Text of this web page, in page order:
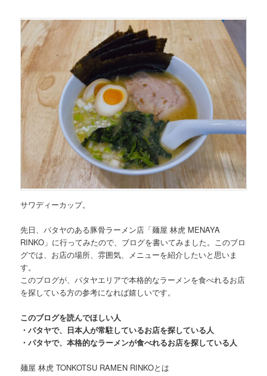
サワディーカップ。
先日、パタヤのある豚骨ラーメン店「麺屋 林虎 MENAYA
RINKO」 に行ってみたので、ブログを書いてみました。このブロ
グでは、お店の場所、雰囲気、メニューを紹介したいと思いま
す。
このブログが、パタヤエリアで本格的なラーメンを食べれるお店
を探している方の参考になれば嬉しいです。
このブログを読んでほしい人
・パタヤで、日本人が常駐しているお店を探している人
・パタヤで、本格的なラーメンが食べれるお店を探している人
麺屋 林虎 TONKOTSU RAMEN RINKOとは